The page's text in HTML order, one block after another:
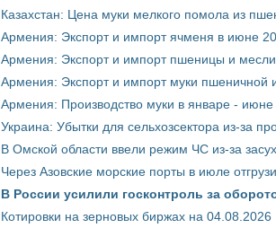
Казахстан: Цена муки мелкого помола из
Армения: Экспорт и импорт ячменя в июне
Армения: Экспорт и импорт пшеницы и
Армения: Экспорт и импорт муки пшеничной
Армения: Производство муки в январе - июне
Украина: Убытки для сельхозсектора из-за
В Омской области ввели режим ЧС из-за
Через Азовские морские порты в июле
В России усилили госконтроль за
Котировки на зерновых биржах на 04.08.2026